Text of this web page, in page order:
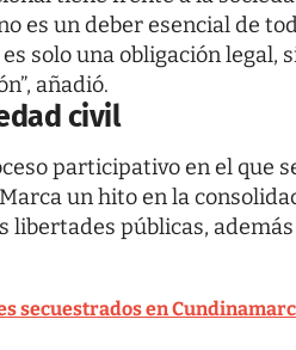
es un deber esencial de
solo una obligación legal,
añadió.
civil
participativo en el que
un hito en la
libertades públicas,
secuestrados en